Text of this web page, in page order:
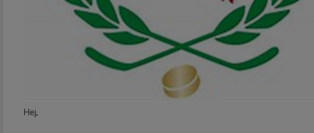
Hej,